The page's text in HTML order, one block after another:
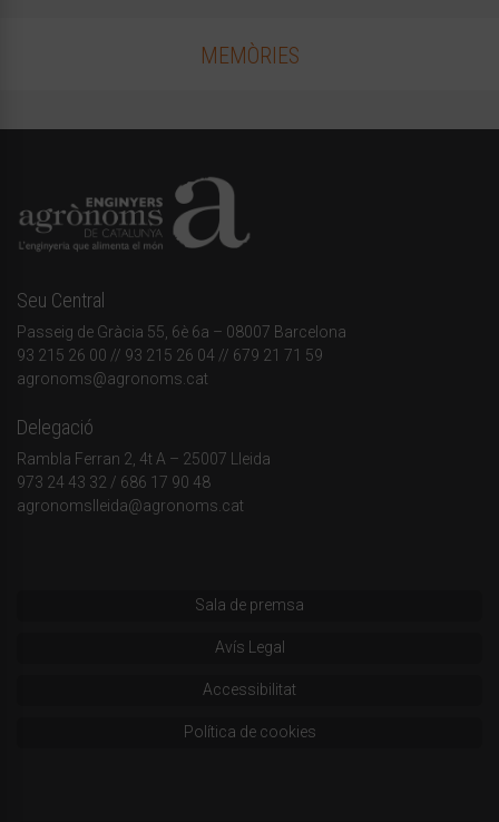
MEMÒRIES
Seu Central
Passeig de Gràcia 55, 6è 6a – 08007 Barcelona
93 215 26 00 // 93 215 26 04 // 679 21 71 59
agronoms@agronoms.cat
Delegació
Rambla Ferran 2, 4t A – 25007 Lleida
973 24 43 32 / 686 17 90 48
agronomslleida@agronoms.cat
Sala de premsa
Avís Legal
Accessibilitat
Política de cookies